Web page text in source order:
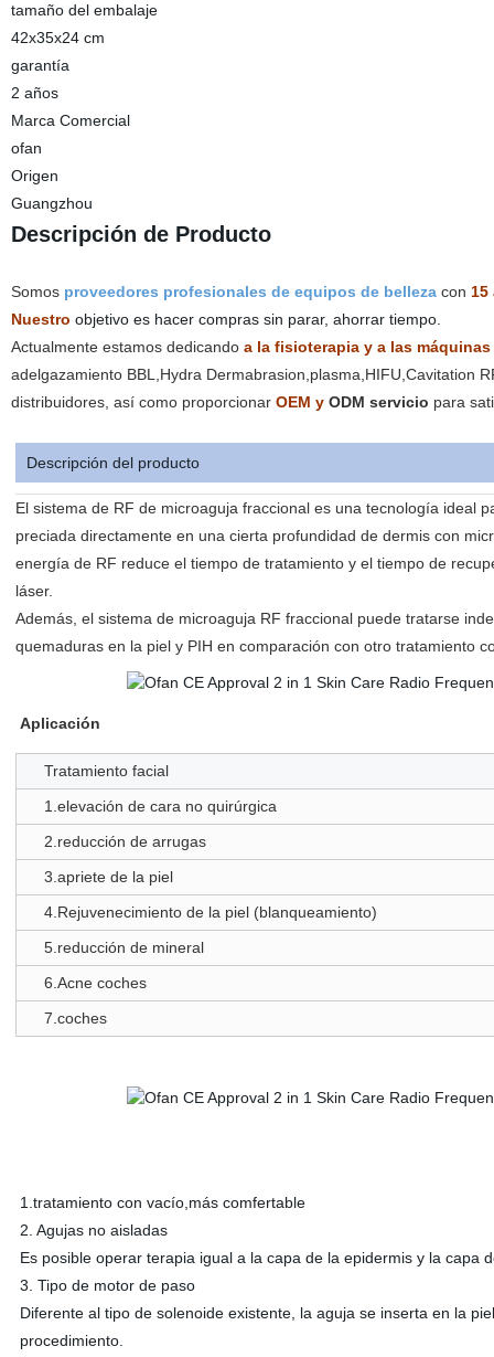
tamaño del embalaje
42x35x24 cm
garantía
2 años
Marca Comercial
ofan
Origen
Guangzhou
Descripción de Producto
Somosproveedores profesionales de equipos de bellezacon 15
Nuestro objetivo es hacer compras sin parar, ahorrar tiempo.
Actualmente estamos dedicandoa la fisioterapia y a las
adelgazamiento BBL,Hydra Dermabrasion,plasma,HIFU,Cavitation
distribuidores, así como proporcionarOEM yODM servicio para
Descripción del producto
El sistema de RF de microaguja fraccional es una tecnología ideal
preciada directamente en una cierta profundidad de dermis con
energía de RF reduce el tiempo de tratamiento y el tiempo de
láser.
Además, el sistema de microaguja RF fraccional puede tratarse
quemaduras en la piel y PIH en comparación con otro tratamiento
Aplicación
Tratamiento facial
1.elevación de cara no quirúrgica
2.reducción de arrugas
3.apriete de la piel
4.Rejuvenecimiento de la piel (blanqueamiento)
5.reducción de mineral
6.Acne coches
7.coches
1.tratamiento con vacío,más comfertable
2. Agujas no aisladas
Es posible operar terapia igual a la capa de la epidermis y la capa
3. Tipo de motor de paso
Diferente al tipo de solenoide existente, la aguja se inserta en la
procedimiento.